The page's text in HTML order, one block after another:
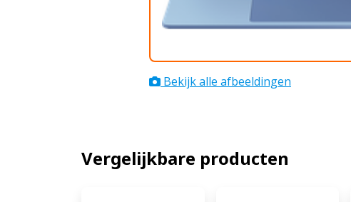
Bekijk alle afbeeldingen
Vergelijkbare producten